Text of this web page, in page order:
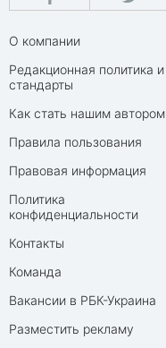
О компании
Редакционная политика и
стандарты
Как стать нашим автором
Правила пользования
Правовая информация
Политика
конфиденциальности
Контакты
Команда
Вакансии в РБК-Украина
Разместить рекламу